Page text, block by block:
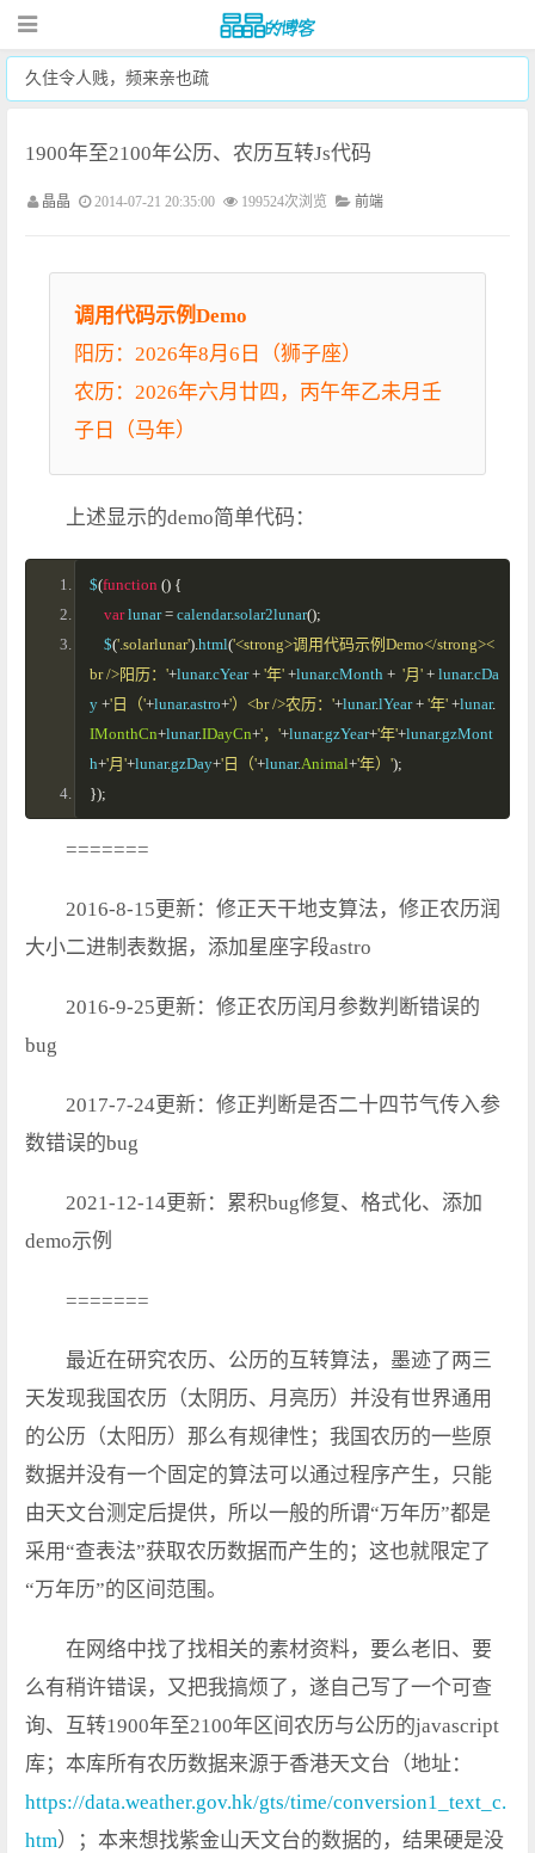
久住令人贱，频来亲也疏
1900年至2100年公历、农历互转Js代码
晶晶 2014-07-21 20:35:00 199524次浏览 前端
调用代码示例Demo
阳历：2026年8月6日（狮子座）
农历：2026年六月廿四，丙午年乙未月壬
子日（马年）
上述显示的demo简单代码：
$(function () {
var lunar = calendar.solar2lunar();
    $
('.solarlunar').html('<strong>调用代码示例Demo</strong><
br />阳历：'+lunar.cYear + '年' +lunar.cMonth + '月' + lunar.cDa
y +'日（'+lunar.astro+'）<br />农历：'+lunar.lYear + '年' +lunar.
IMonthCn+lunar.IDayCn+'，'+lunar.gzYear+'年'+lunar.gzMont
h+'月'+lunar.gzDay+'日（'+lunar.Animal+'年）');
});
=======
2016-8-15更新：修正天干地支算法，修正农历润
大小二进制表数据，添加星座字段astro
2016-9-25更新：修正农历闰月参数判断错误的
bug
2017-7-24更新：修正判断是否二十四节气传入参
数错误的bug
2021-12-14更新：累积bug修复、格式化、添加
demo示例
=======
最近在研究农历、公历的互转算法，墨迹了两三
天发现我国农历（太阴历、月亮历）并没有世界通用
的公历（太阳历）那么有规律性；我国农历的一些原
数据并没有一个固定的算法可以通过程序产生，只能
由天文台测定后提供，所以一般的所谓“万年历”都是
采用“查表法”获取农历数据而产生的；这也就限定了
“万年历”的区间范围。
在网络中找了找相关的素材资料，要么老旧、要
么有稍许错误，又把我搞烦了，遂自己写了一个可查
询、互转1900年至2100年区间农历与公历的javascript
库；本库所有农历数据来源于香港天文台（地址：
https://data.weather.gov.hk/gts/time/conversion1_text_c.
htm）；本来想找紫金山天文台的数据的，结果硬是没